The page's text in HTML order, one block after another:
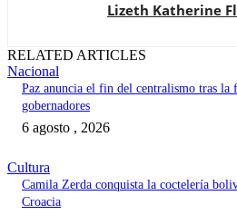
Lizeth Katherine
RELATED ARTICLES
Nacional
Paz anuncia el fin del centralismo tras la
gobernadores
6 agosto , 2026
Cultura
Camila Zerda conquista la coctelería
Croacia